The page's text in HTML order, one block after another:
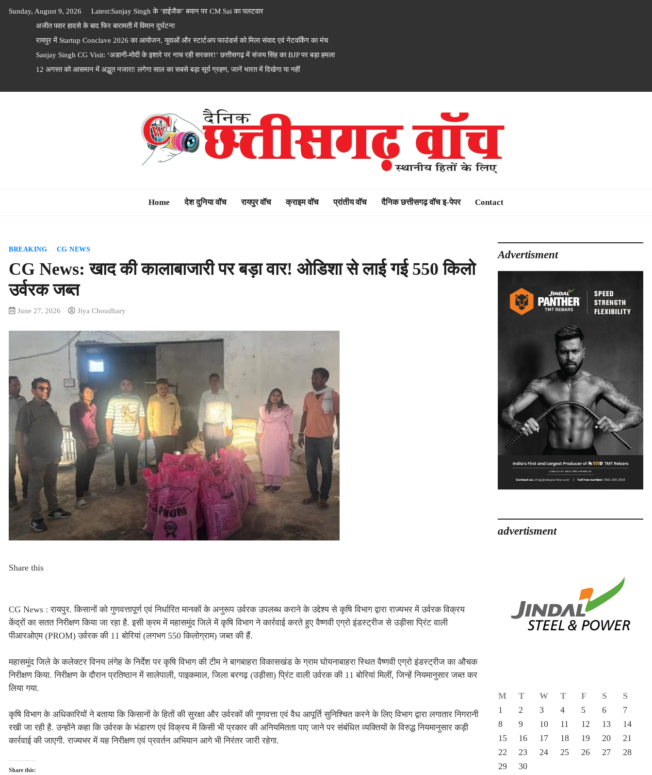
Sunday, August 9, 2026 Latest:Sanjay Singh के ‘हाईजैक’ बयान पर CM Sai का पलटवार
अजीत पवार हादसे के बाद फिर बारामती में विमान दुर्घटना
रायपुर में Startup Conclave 2026 का आयोजन, युवाओं और स्टार्टअप फाउंडर्स को मिला संवाद एवं नेटवर्किंग का मंच
Sanjay Singh CG Visit: ‘अडानी-मोदी के इशारे पर नाच रही सरकार!’ छत्तीसगढ़ में संजय सिंह का BJP पर बड़ा हमला
12 अगस्त को आसमान में अद्भुत नजारा! लगेगा साल का सबसे बड़ा सूर्य ग्रहण, जानें भारत में दिखेगा या नहीं
Dainik Chhattisgarh watch
Home देश दुनिया वॉच रायपुर वॉच क्राइम वॉच प्रांतीय वॉच दैनिक छत्तीसगढ़ वॉच इ-पेपर Contact
BREAKING CG NEWS
CG News: खाद की कालाबाजारी पर बड़ा वार! ओडिशा से लाई गई 550 किलो
उर्वरक जब्त
June 27, 2026 Jiya Choudhary
Share this
CG News : रायपुर. किसानों को गुणवत्तापूर्ण एवं निर्धारित मानकों के अनुरूप उर्वरक उपलब्ध कराने के उद्देश्य से कृषि विभाग द्वारा राज्यभर में उर्वरक विक्रय
केंद्रों का सतत निरीक्षण किया जा रहा है. इसी क्रम में महासमुंद जिले में कृषि विभाग ने कार्रवाई करते हुए वैष्णवी एग्रो इंडस्ट्रीज से उड़ीसा प्रिंट वाली
पीआरओएम (PROM) उर्वरक की 11 बोरियां (लगभग 550 किलोग्राम) जब्त की हैं.
महासमुंद जिले के कलेक्टर विनय लंगेह के निर्देश पर कृषि विभाग की टीम ने बागबाहरा विकासखंड के ग्राम घोयनाबाहरा स्थित वैष्णवी एग्रो इंडस्ट्रीज का औचक
निरीक्षण किया. निरीक्षण के दौरान प्रतिष्ठान में सालेपाली, पाइकमाल, जिला बरगढ़ (उड़ीसा) प्रिंट वाली उर्वरक की 11 बोरियां मिलीं, जिन्हें नियमानुसार जब्त कर
लिया गया.
कृषि विभाग के अधिकारियों ने बताया कि किसानों के हितों की सुरक्षा और उर्वरकों की गुणवत्ता एवं वैध आपूर्ति सुनिश्चित करने के लिए विभाग द्वारा लगातार निगरानी
रखी जा रही है. उन्होंने कहा कि उर्वरक के भंडारण एवं विक्रय में किसी भी प्रकार की अनियमितता पाए जाने पर संबंधित व्यक्तियों के विरुद्ध नियमानुसार कड़ी
कार्रवाई की जाएगी. राज्यभर में यह निरीक्षण एवं प्रवर्तन अभियान आगे भी निरंतर जारी रहेगा.
Share this:
Advertisment
advertisment
M T W T F S
S
1
2 3 4 5 6
7
8
9 10 11 12 13
14
15
16 17 18 19 20
21
22
23 24 25 26 27
28
29
30